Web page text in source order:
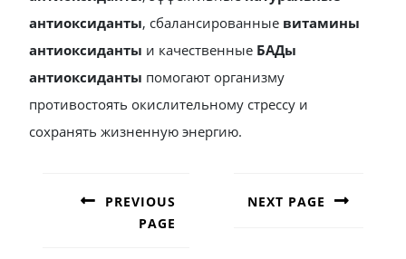
антиоксиданты, сбалансированные витамины
антиоксиданты и качественные БАДы
антиоксиданты помогают организму
противостоять окислительному стрессу и
сохранять жизненную энергию.
NAVIGATION
PREVIOUS
PAGE
NEXT PAGE